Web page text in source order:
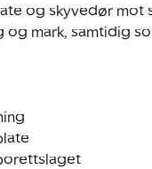
og skyvedør mot
mark, samtidig